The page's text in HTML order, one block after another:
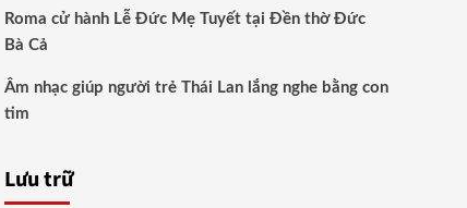
Roma cử hành Lễ Đức Mẹ Tuyết tại Đền thờ Đức
Bà Cả
Âm nhạc giúp người trẻ Thái Lan lắng nghe bằng con
tim
Lưu trữ